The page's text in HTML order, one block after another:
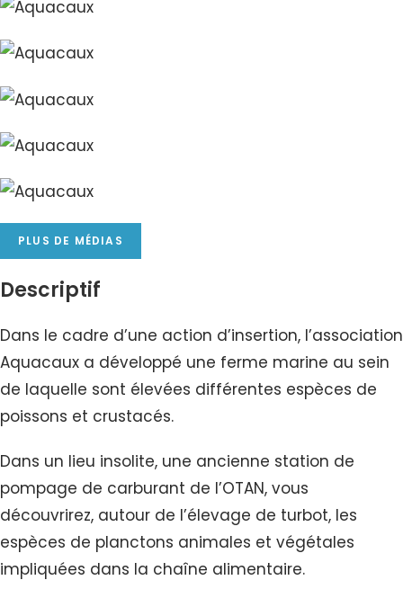
PLUS DE MÉDIAS
Descriptif
Dans le cadre d’une action d’insertion, l’association
Aquacaux a développé une ferme marine au sein
de laquelle sont élevées différentes espèces de
poissons et crustacés.
Dans un lieu insolite, une ancienne station de
pompage de carburant de l’OTAN, vous
découvrirez, autour de l’élevage de turbot, les
espèces de planctons animales et végétales
impliquées dans la chaîne alimentaire.